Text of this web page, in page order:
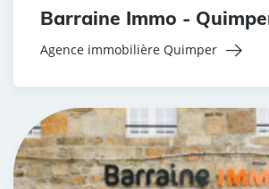
Barraine Immo -
Agence immobilière Quimper